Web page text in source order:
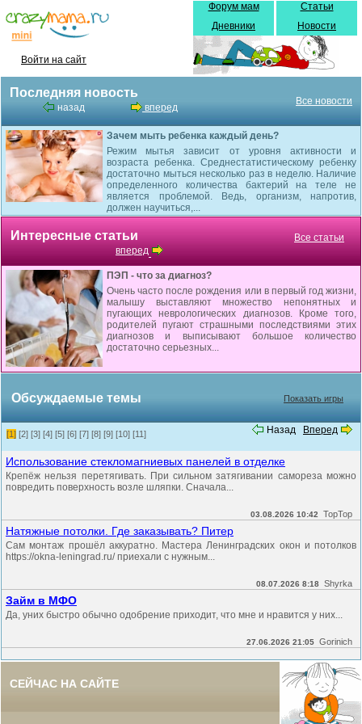
Войти на сайт
Форум мам
Дневники
Статьи
Новости
Последняя новость
назад вперед
Все новости
Зачем мыть ребенка каждый день?
Режим мытья зависит от уровня активности и
возраста ребенка. Среднестатистическому ребенку
достаточно мыться несколько раз в неделю. Наличие
определенного количества бактерий на теле не
является проблемой. Ведь, организм, напротив,
должен научиться,...
Интересные статьи
вперед
Все статьи
ПЭП - что за диагноз?
Очень часто после рождения или в первый год жизни,
малышу выставляют множество непонятных и
пугающих неврологических диагнозов. Кроме того,
родителей пугают страшными последствиями этих
диагнозов и выписывают большое количество
достаточно серьезных...
Обсуждаемые темы Показать игры
Назад Вперед
[1] [2] [3] [4] [5] [6] [7] [8] [9] [10] [11]
Использование стекломагниевых панелей в отделке
Крепёж нельзя перетягивать. При сильном затягивании самореза можно
повредить поверхность возле шляпки. Сначала...
03.08.2026 10:42 TopTop
Натяжные потолки. Где заказывать? Питер
Сам монтаж прошёл аккуратно. Мастера Ленинградских окон и потолков
https://okna-leningrad.ru/ приехали с нужным...
08.07.2026 8:18 Shyrka
Займ в МФО
Да, уних быстро обычно одобрение приходит, что мне и нравится у них...
27.06.2026 21:05 Gorinich
СЕЙЧАС НА САЙТЕ